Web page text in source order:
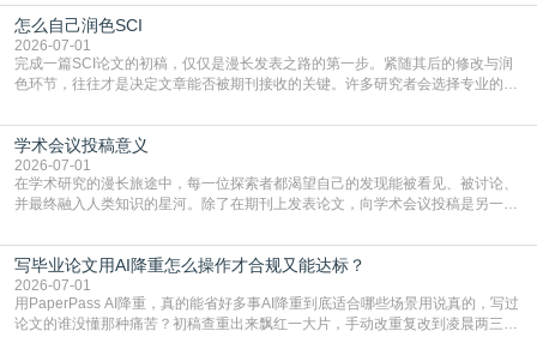
战与困惑。从选题立意到投稿回应，每一步都需要精心的策略与扎实的工作。本
篇AEIC学术交流中心小编就为大家介绍“发SCI文章”。一、精准定位是成功的第
一步发表SCI文章，首要解决的问题是“投
怎么自己润色SCI
2026-07-01
完成一篇SCI论文的初稿，仅仅是漫长发表之路的第一步。紧随其后的修改与润
色环节，往往才是决定文章能否被期刊接收的关键。许多研究者会选择专业的语
质量，更能在此过程中深化对学术写作的理解。如何系统、高效地打磨自己的论
文，使其在语言和学术表达上更符合国际期刊的要求，是每位研究者值得投入学
习的技能。本篇AEIC学术交流中心小编就为大家介
学术会议投稿意义
2026-07-01
在学术研究的漫长旅途中，每一位探索者都渴望自己的发现能被看见、被讨论、
并最终融入人类知识的星河。除了在期刊上发表论文，向学术会议投稿是另一个
广阔学术天地的大门，连接着个体研究与社会网络。本篇AEIC学术交流中心小编
就为大家介绍“学术会议投稿意义”。一、加速研究成果的传播与反馈学术会议通
常具有周期短、时效性强的特点。相比期刊漫长的
写毕业论文用AI降重怎么操作才合规又能达标？
2026-07-01
用PaperPass AI降重，真的能省好多事AI降重到底适合哪些场景用说真的，写过
论文的谁没懂那种痛苦？初稿查重出来飘红一大片，手动改重复改到凌晨两三